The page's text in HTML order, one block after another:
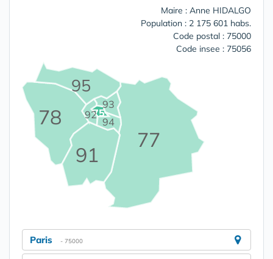
Maire : Anne HIDALGO
Population : 2 175 601 habs.
Code postal : 75000
Code insee : 75056
75
77
78
91
92
93
94
95
Paris - 75000